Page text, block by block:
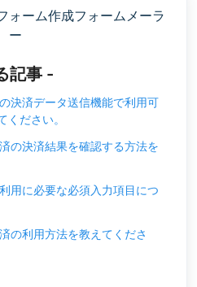
記事 -
決済データ送信機能で利用可
ください。
の決済結果を確認する方法を
用に必要な必須入力項目につ
の利用方法を教えてくださ